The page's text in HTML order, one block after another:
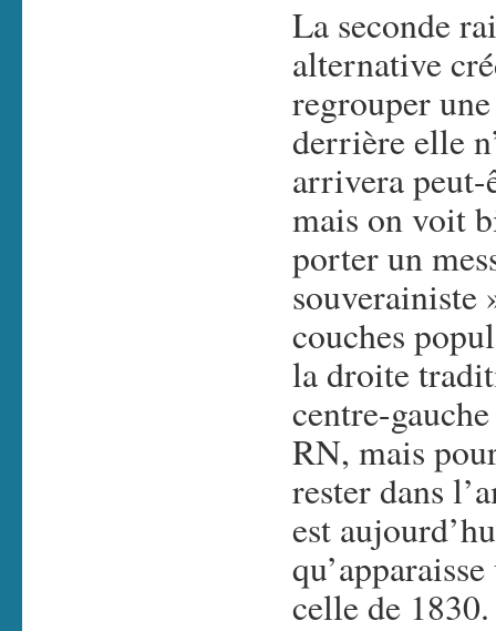
La seconde
alternative
regrouper
derrière elle
arrivera peut-
mais on voit
porter un
souverainiste
couches
la droite
centre-
RN, mais
rester dans
est
celle de 1830.